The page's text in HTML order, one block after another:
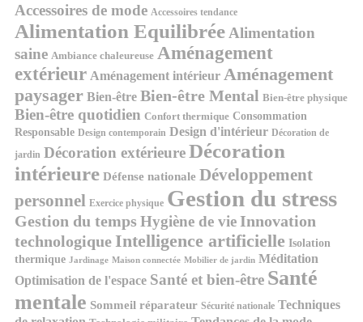
Accessoires de mode Accessoires tendance
Alimentation Equilibrée Alimentation
saine Ambiance chaleureuse Aménagement
extérieur Aménagement intérieur Aménagement
paysager Bien-être Bien-être Mental Bien-être physique
Bien-être quotidien Confort thermique Consommation
Responsable Design contemporain Design d'intérieur Décoration de
jardin Décoration extérieureDécoration
intérieure Défense nationale Développement
personnel Exercice physique Gestion du stress
Gestion du temps Hygiène de vie Innovation
technologique Intelligence artificielle Isolation
thermique Jardinage Maison connectée Mobilier de jardin Méditation
Optimisation de l'espace Santé et bien-être Santé
mentale Sommeil réparateur Sécurité nationale Techniques